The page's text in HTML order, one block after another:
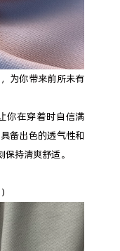
为你带来前所未有
你在穿着时自信满
备出色的透气性和
持清爽舒适。